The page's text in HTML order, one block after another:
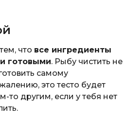
что все ингредиенты
готовыми. Рыбу чистить не
самому
это тесто будет
то другим, если у тебя нет